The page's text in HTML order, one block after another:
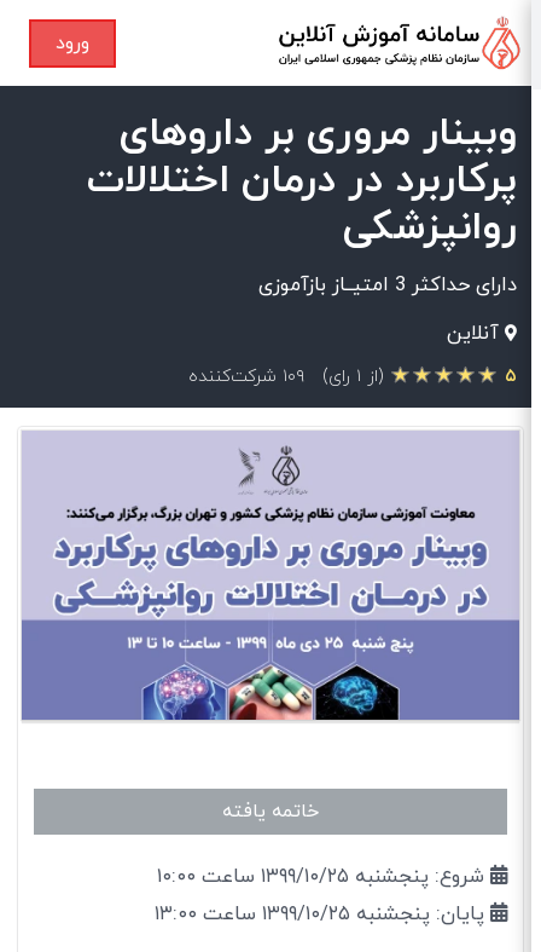
ورود
وبینار مروری بر داروهای
پرکاربرد در درمان اختلالات
روانپزشکی
دارای حداکثر 3 امتیــاز بازآموزی
آنلاین
۵ (از ۱ رای) ۱۰۹ شرکت‌کننده
خاتمه یافته
شروع: پنجشنبه ۱۳۹۹/۱۰/۲۵ ساعت ۱۰:۰۰
پایان: پنجشنبه ۱۳۹۹/۱۰/۲۵ ساعت ۱۳:۰۰